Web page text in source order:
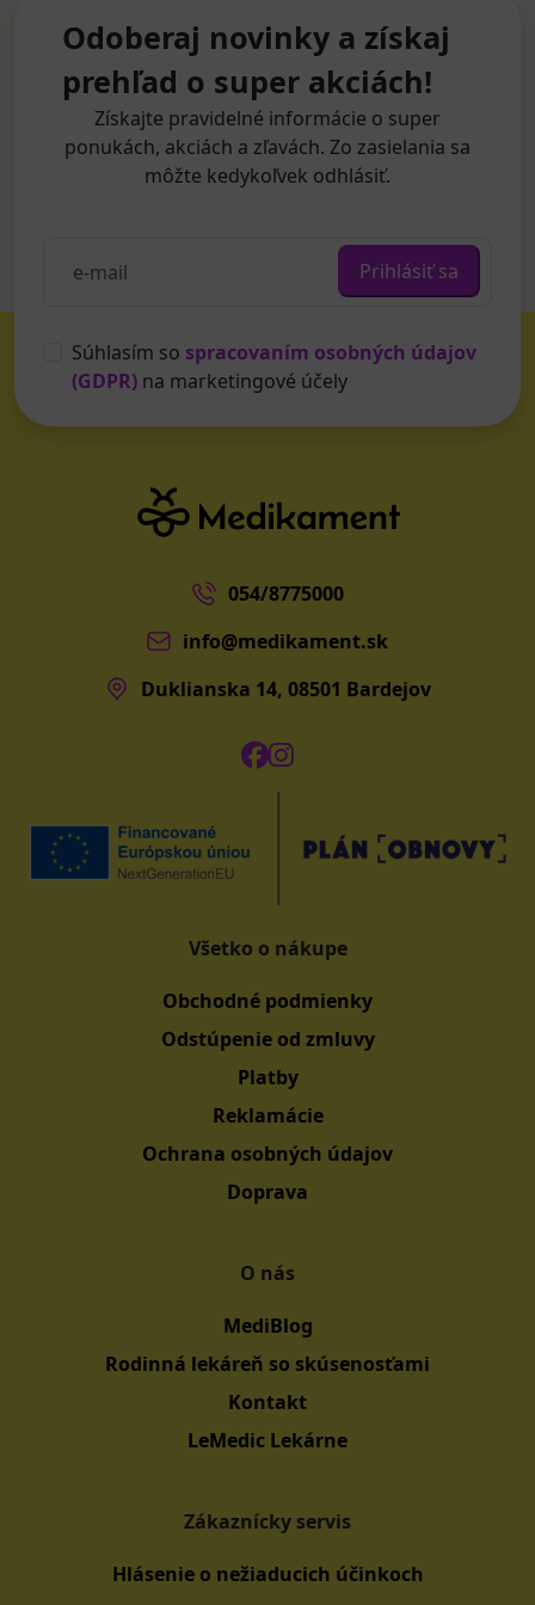
Odoberaj novinky a získaj
prehľad o super akciách!
Získajte pravidelné informácie o super
ponukách, akciách a zľavách. Zo zasielania sa
môžte kedykoľvek odhlásiť.
Prihlásiť sa
Súhlasím so spracovaním osobných údajov
(GDPR) na marketingové účely
054/8775000
info@medikament.sk
Duklianska 14, 08501 Bardejov
Všetko o nákupe
Obchodné podmienky
Odstúpenie od zmluvy
Platby
Reklamácie
Ochrana osobných údajov
Doprava
O nás
MediBlog
Rodinná lekáreň so skúsenosťami
Kontakt
LeMedic Lekárne
Zákaznícky servis
Hlásenie o nežiaducich účinkoch